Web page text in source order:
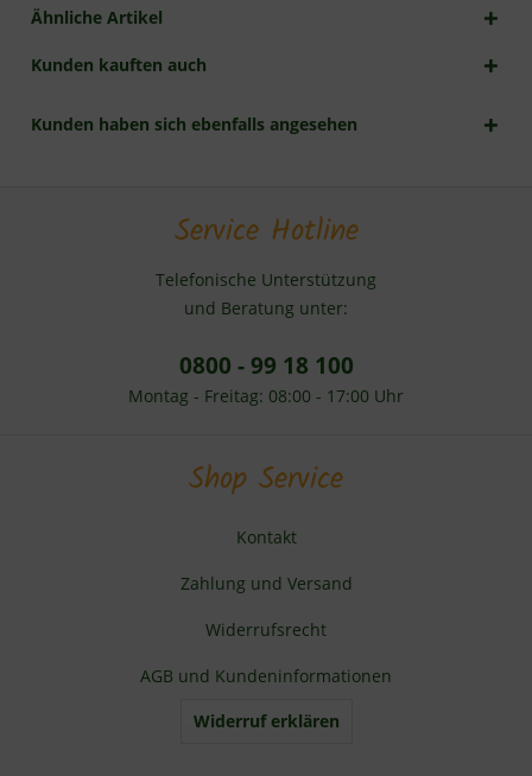
Ähnliche Artikel
Kunden kauften auch
Kunden haben sich ebenfalls angesehen
Service Hotline
Telefonische Unterstützung
und Beratung unter:
0800 - 99 18 100
Montag - Freitag: 08:00 - 17:00 Uhr
Shop Service
Kontakt
Zahlung und Versand
Widerrufsrecht
AGB und Kundeninformationen
Widerruf erklären